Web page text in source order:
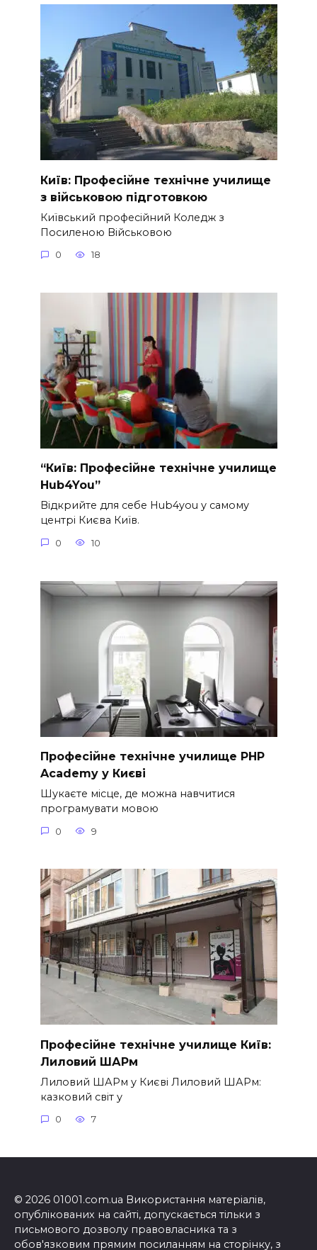
Київ: Професійне технічне училище
з військовою підготовкою
Київський професійний Коледж з
Посиленою Військовою
0 18
“Київ: Професійне технічне училище
Hub4You”
Відкрийте для себе Hub4you у самому
центрі Києва Київ.
0 10
Професійне технічне училище PHP
Academy у Києві
Шукаєте місце, де можна навчитися
програмувати мовою
0 9
Професійне технічне училище Київ:
Лиловий ШАРм
Лиловий ШАРм у Києві Лиловий ШАРм:
казковий світ у
0 7
© 2026 01001.com.ua Використання матеріалів,
опублікованих на сайті, допускається тільки з
письмового дозволу правовласника та з
обов'язковим прямим посиланням на сторінку, з